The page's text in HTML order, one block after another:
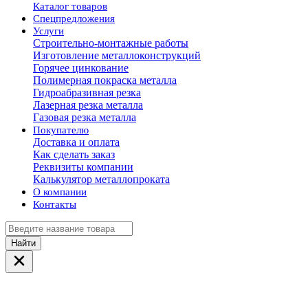
Каталог товаров
Спецпредложения
Услуги
Строительно-монтажные работы
Изготовление металлоконструкций
Горячее цинкование
Полимерная покраска металла
Гидроабразивная резка
Лазерная резка металла
Газовая резка металла
Покупателю
Доставка и оплата
Как сделать заказ
Реквизиты компании
Калькулятор металлопроката
О компании
Контакты
Найти